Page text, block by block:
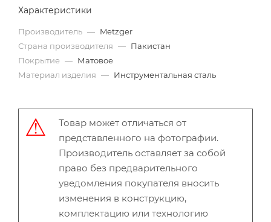
Характеристики
Производитель — Metzger
Страна производителя — Пакистан
Покрытие — Матовое
Материал изделия — Инструментальная сталь
Товар может отличаться от
представленного на фотографии.
Производитель оставляет за собой
право без предварительного
уведомления покупателя вносить
изменения в конструкцию,
комплектацию или технологию